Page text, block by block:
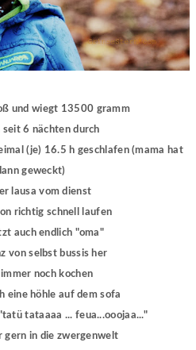
und wiegt 13500 gramm
seit 6 nächten durch
(je) 16.5 h geschlafen (mama hat
geweckt)
lausa vom dienst
richtig schnell laufen
auch endlich "oma"
von selbst bussis her
noch kochen
eine höhle auf dem sofa
tataaaa ... feua...ooojaa..."
gern in die zwergenwelt